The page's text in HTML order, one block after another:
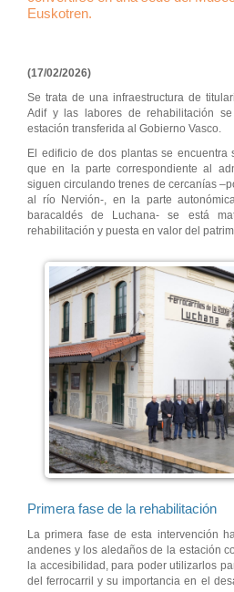
Euskotren.
(17/02/2026)
Se trata de una infraestructura de
Adif y las labores de rehabilitación
estación transferida al Gobierno Vasco.
El edificio de dos plantas se encuentra
que en la parte correspondiente al
siguen circulando trenes de cercanías
al río Nervión-, en la parte
baracaldés de Luchana- se está
rehabilitación y puesta en valor del
Primera fase de la rehabilitación
La primera fase de esta intervención
andenes y los aledaños de la estación
la accesibilidad, para poder utilizarlos
del ferrocarril y su importancia en el